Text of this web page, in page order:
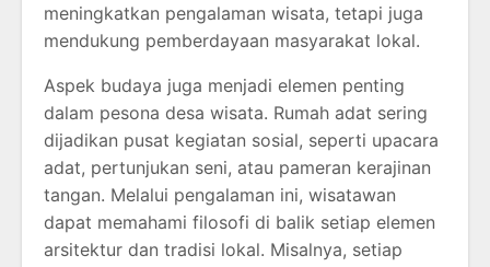
meningkatkan pengalaman wisata, tetapi juga
mendukung pemberdayaan masyarakat lokal.
Aspek budaya juga menjadi elemen penting
dalam pesona desa wisata. Rumah adat sering
dijadikan pusat kegiatan sosial, seperti upacara
adat, pertunjukan seni, atau pameran kerajinan
tangan. Melalui pengalaman ini, wisatawan
dapat memahami filosofi di balik setiap elemen
arsitektur dan tradisi lokal. Misalnya, setiap